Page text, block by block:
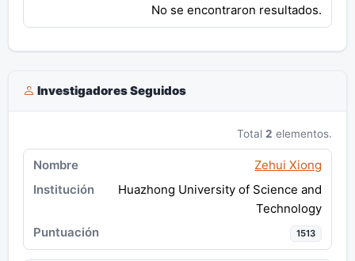
No se encontraron resultados.
Investigadores Seguidos
Total2 elementos.
Zehui Xiong
Huazhong University of Science and
Technology
1513